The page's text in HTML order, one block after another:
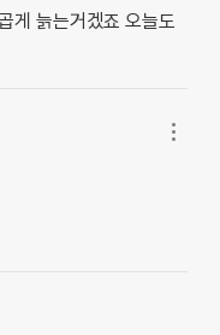
게 늙는거겠죠 오늘도